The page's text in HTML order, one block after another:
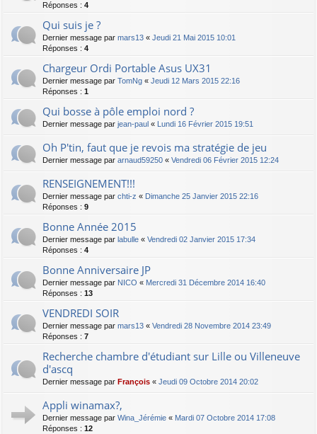
Réponses : 4
Qui suis je ?
Dernier message par mars13 « Jeudi 21 Mai 2015 10:01
Réponses : 4
Chargeur Ordi Portable Asus UX31
Dernier message par TomNg « Jeudi 12 Mars 2015 22:16
Réponses : 1
Qui bosse à pôle emploi nord ?
Dernier message par jean-paul « Lundi 16 Février 2015 19:51
Oh P'tin, faut que je revois ma stratégie de jeu
Dernier message par arnaud59250 « Vendredi 06 Février 2015 12:24
RENSEIGNEMENT!!!
Dernier message par chti-z « Dimanche 25 Janvier 2015 22:16
Réponses : 9
Bonne Année 2015
Dernier message par labulle « Vendredi 02 Janvier 2015 17:34
Réponses : 4
Bonne Anniversaire JP
Dernier message par NICO « Mercredi 31 Décembre 2014 16:40
Réponses : 13
VENDREDI SOIR
Dernier message par mars13 « Vendredi 28 Novembre 2014 23:49
Réponses : 7
Recherche chambre d'étudiant sur Lille ou Villeneuve
d'ascq
Dernier message par François « Jeudi 09 Octobre 2014 20:02
Appli winamax?,
Dernier message par Wina_Jérémie « Mardi 07 Octobre 2014 17:08
Réponses : 12